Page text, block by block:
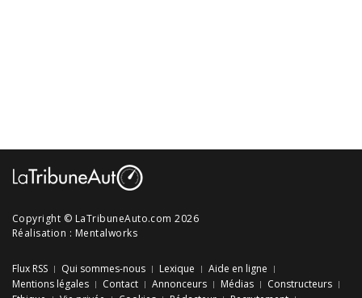
Copyright © LaTribuneAuto.com 2026
Réalisation : Mentalworks
Flux RSS Qui sommes-nous Lexique
Aide en ligne
Mentions légales
Contact Annonceurs Médias
Constructeurs